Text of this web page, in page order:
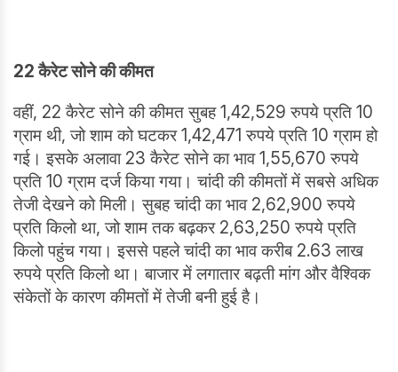
22 कैरेट सोने की कीमत
वहीं, 22 कैरेट सोने की कीमत सुबह 1,42,529 रुपये प्रति 10
ग्राम थी, जो शाम को घटकर 1,42,471 रुपये प्रति 10 ग्राम हो
गई। इसके अलावा 23 कैरेट सोने का भाव 1,55,670 रुपये
प्रति 10 ग्राम दर्ज किया गया। चांदी की कीमतों में सबसे अधिक
तेजी देखने को मिली। सुबह चांदी का भाव 2,62,900 रुपये
प्रति किलो था, जो शाम तक बढ़कर 2,63,250 रुपये प्रति
किलो पहुंच गया। इससे पहले चांदी का भाव करीब 2.63 लाख
रुपये प्रति किलो था। बाजार में लगातार बढ़ती मांग और वैश्विक
संकेतों के कारण कीमतों में तेजी बनी हुई है।